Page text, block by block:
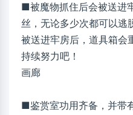
■被魔物抓住后会被送进
丝，无论多少次都可以逃
被送进牢房后，道具箱会
持续努力吧！
画廊
■鉴赏室功用齐备，并带